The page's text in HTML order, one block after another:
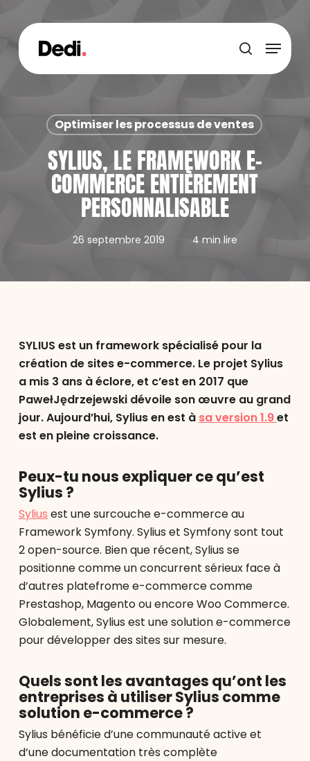
main
content
recherche
Menu
Optimiser les processus de ventes
SYLIUS, LE FRAMEWORK E-
COMMERCE ENTIÈREMENT
PERSONNALISABLE
26 septembre 2019 4 min lire
SYLIUS est un framework spécialisé pour la
création de sites e-commerce. Le projet Sylius
a mis 3 ans à éclore, et c’est en 2017 que
PawełJędrzejewski dévoile son œuvre au grand
jour. Aujourd’hui, Sylius en est à sa version 1.9et
est en pleine croissance.
Peux-tu nous expliquer ce qu’est
Sylius ?
Sylius est une surcouche e-commerce au
Framework Symfony. Sylius et Symfony sont tout
2 open-source. Bien que récent, Sylius se
positionne comme un concurrent sérieux face à
d’autres platefrome e-commerce comme
Prestashop, Magento ou encore Woo Commerce.
Globalement, Sylius est une solution e-commerce
pour développer des sites sur mesure.
Quels sont les avantages qu’ont les
entreprises à utiliser Sylius comme
solution e-commerce ?
Sylius bénéficie d’une communauté active et
d’une documentation très complète